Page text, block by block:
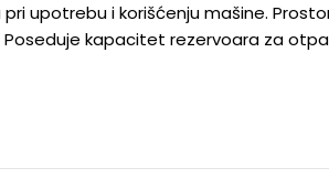
upotrebu i korišćenju mašine.
Poseduje kapacitet rezervoara za